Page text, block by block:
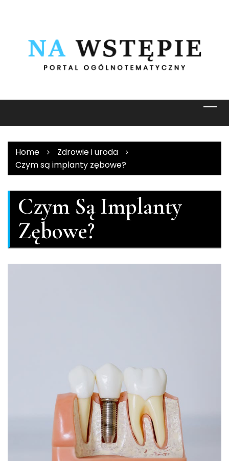
Home
Zdrowie i uroda
Czym są implanty zębowe?
Czym Są Implanty
Zębowe?